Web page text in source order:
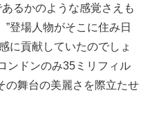
るかのような感覚さえも
登場人物がそこに住み日
に貢献していたのでしょ
ンドンのみ35ミリフィル
の舞台の美麗さを際立たせ